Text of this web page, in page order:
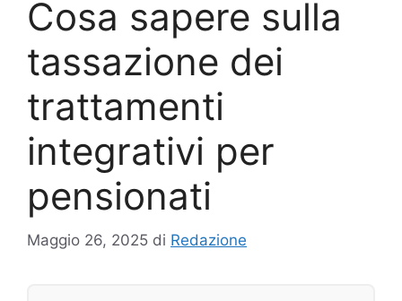
Cosa sapere sulla
tassazione dei
trattamenti
integrativi per
pensionati
Maggio 26, 2025 di Redazione